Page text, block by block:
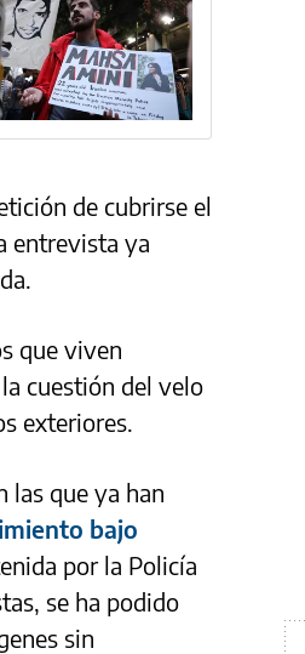
de cubrirse el
entrevista ya
que viven
cuestión del velo
exteriores.
las que ya han
bajo
por la Policía
se ha podido
sin